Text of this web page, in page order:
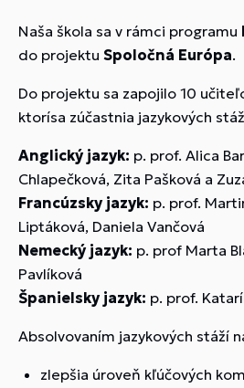
Naša škola sa v rámci programu
do projektu Spoločná Európa.
Do projektu sa zapojilo 10
ktorísa zúčastnia jazykových
Anglický jazyk: p. prof. Alica
Chlapečková, Zita Pašková a
Francúzsky jazyk: p. prof.
Liptáková, Daniela Vančová
Nemecký jazyk: p. prof Marta
Pavlíková
Španielsky jazyk: p. prof.
Absolvovaním jazykových stáží
zlepšia úroveň kľúčových